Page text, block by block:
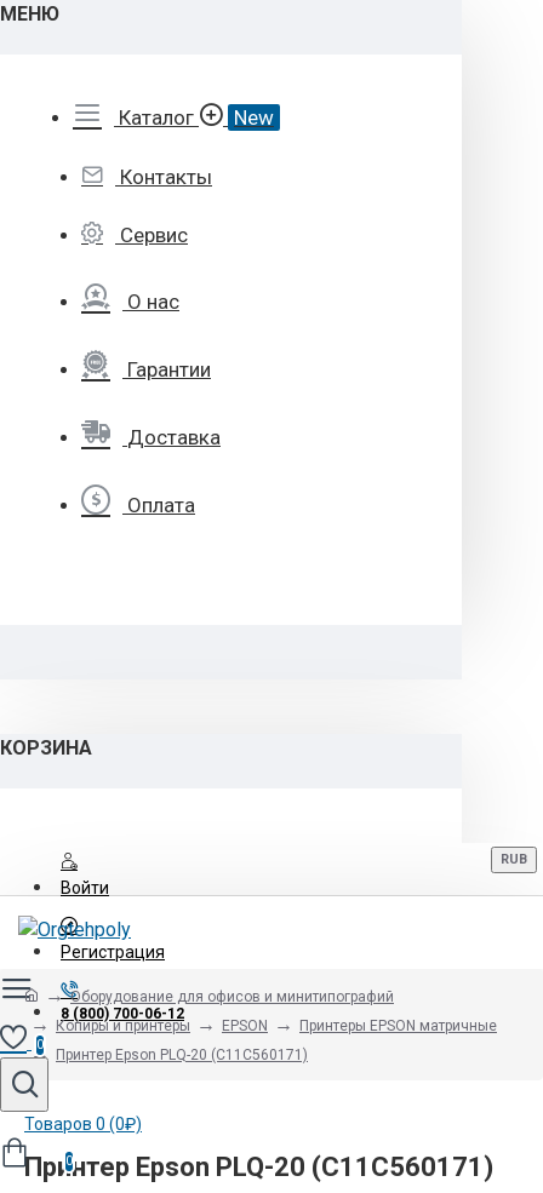
МЕНЮ
Каталог New
Контакты
Сервис
О нас
Гарантии
Доставка
Оплата
КОРЗИНА
Войти
Регистрация
8 (800) 700-06-12
RUB
0
Товаров 0 (0₽)
0
Оборудование для офисов и минитипографий
Копиры и принтеры
EPSON
Принтеры EPSON матричные
Принтер Epson PLQ-20 (C11C560171)
Принтер Epson PLQ-20 (C11C560171)